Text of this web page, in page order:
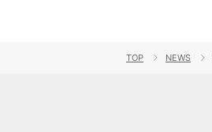
TOP NEWS